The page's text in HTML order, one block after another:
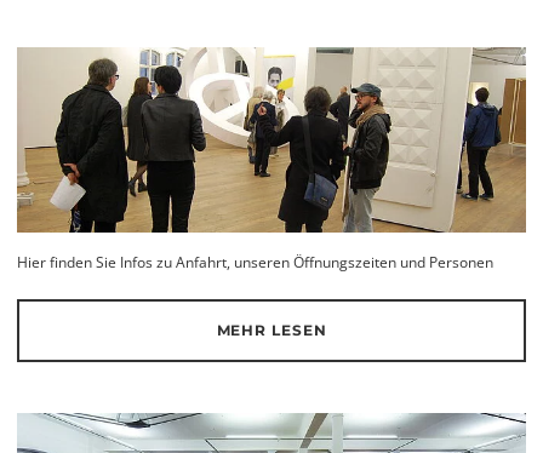
Hier finden Sie Infos zu Anfahrt, unseren Öffnungszeiten und Personen
MEHR LESEN